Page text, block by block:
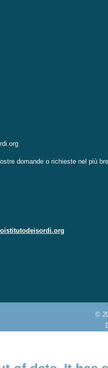
domande o richieste nel più
©